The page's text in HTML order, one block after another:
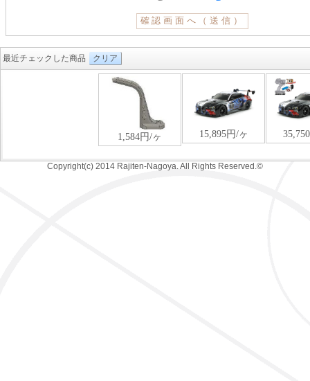
最近チェックした商品 クリア
Copyright(c) 2014 Rajiten-Nagoya. All Rights Reserved.©